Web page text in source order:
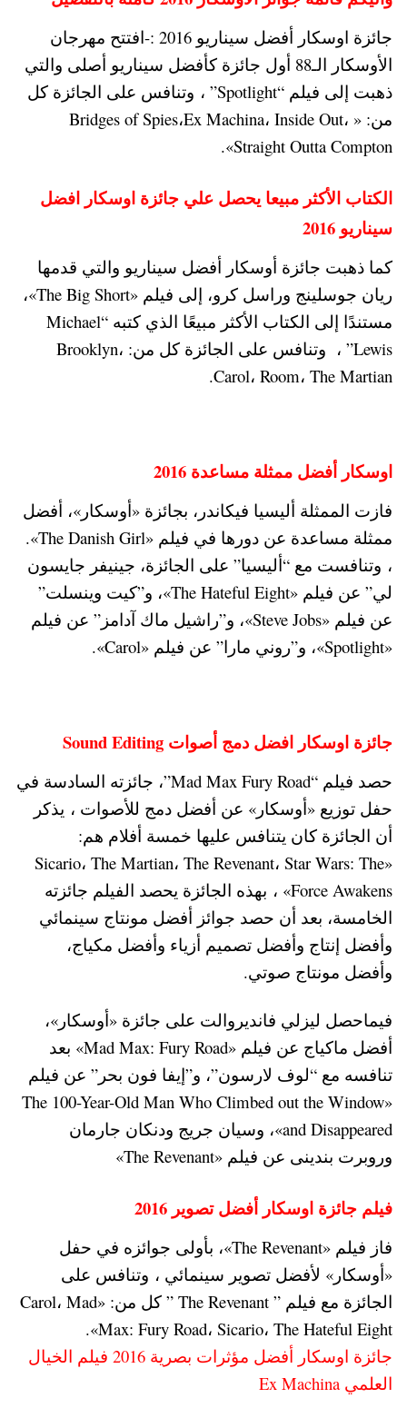
جائزة اوسكار أفضل سيناريو 2016 :-افتتح مهرجان
الأوسكار الـ88 أول جائزة كأفضل سيناريو أصلى والتي
ذهبت إلى فيلم “Spotlight” ، وتنافس على الجائزة كل
من: « Bridges of Spies،Ex Machina، Inside Out،
Straight Outta Compton».
الكتاب الأكثر مبيعا يحصل علي جائزة اوسكار افضل
سيناريو 2016
كما ذهبت جائزة أوسكار أفضل سيناريو والتي قدمها
ريان جوسلينج وراسل كرو، إلى فيلم «The Big Short»،
مستندًا إلى الكتاب الأكثر مبيعًا الذي كتبه “Michael
Lewis” ، وتنافس على الجائزة كل من: Brooklyn،
Carol، Room، The Martian.
اوسكار أفضل ممثلة مساعدة 2016
فازت الممثلة أليسيا فيكاندر، بجائزة «أوسكار»، أفضل
ممثلة مساعدة عن دورها في فيلم «The Danish Girl».
، وتنافست مع “أليسيا” على الجائزة، جينيفر جايسون
لي” عن فيلم «The Hateful Eight»، و”كيت وينسلت”
عن فيلم «Steve Jobs»، و”راشيل ماك آدامز” عن فيلم
«Spotlight»، و”روني مارا” عن فيلم «Carol».
جائزة اوسكار افضل دمج أصوات Sound Editing
حصد فيلم “Mad Max Fury Road”، جائزته السادسة في
حفل توزيع «أوسكار» عن أفضل دمج للأصوات ، يذكر
أن الجائزة كان يتنافس عليها خمسة أفلام هم:
«Sicario، The Martian، The Revenant، Star Wars: The
Force Awakens» ، بهذه الجائزة يحصد الفيلم جائزته
الخامسة، بعد أن حصد جوائز أفضل مونتاج سينمائي
وأفضل إنتاج وأفضل تصميم أزياء وأفضل مكياج،
وأفضل مونتاج صوتي.
فيماحصل ليزلي فانديروالت على جائزة «أوسكار»،
أفضل ماكياج عن فيلم «Mad Max: Fury Road» بعد
تنافسه مع “لوف لارسون”، و”إيفا فون بحر” عن فيلم
«The 100-Year-Old Man Who Climbed out the Window
and Disappeared»، وسيان جريج ودنكان جارمان
وروبرت بندينى عن فيلم «The Revenant»
فيلم جائزة اوسكار أفضل تصوير 2016
فاز فيلم «The Revenant»، بأولى جوائزه في حفل
«أوسكار» لأفضل تصوير سينمائي ، وتنافس على
الجائزة مع فيلم ” The Revenant ” كل من: «Carol، Mad
Max: Fury Road، Sicario، The Hateful Eight».
جائزة اوسكار أفضل مؤثرات بصرية 2016 فيلم الخيال
العلمي Ex Machina